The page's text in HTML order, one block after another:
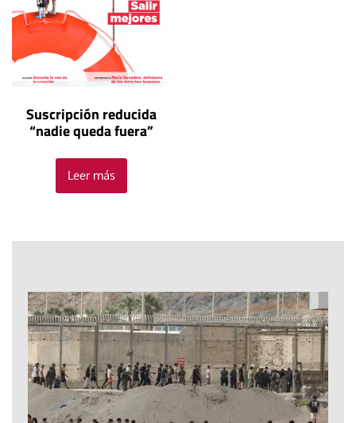
Suscripción reducida
“nadie queda fuera”
Leer más